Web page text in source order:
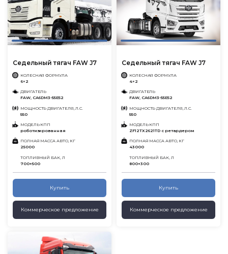
Седельный тягач FAW J7
КОЛЕСНАЯ ФОРМУЛА
6×2
ДВИГАТЕЛЬ
FAW, CA6DM3-55E52
МОЩНОСТЬ ДВИГАТЕЛЯ, Л.С.
550
МОДЕЛЬ КПП
роботизированная
ПОЛНАЯ МАССА АВТО, КГ
25000
ТОПЛИВНЫЙ БАК, Л
700+500
Купить
Коммерческое предложение
Седельный тягач FAW J7
КОЛЕСНАЯ ФОРМУЛА
4×2
ДВИГАТЕЛЬ
FAW, CA6DM3-55E52
МОЩНОСТЬ ДВИГАТЕЛЯ, Л.С.
550
МОДЕЛЬ КПП
ZF12TX2621TD с ретардером
ПОЛНАЯ МАССА АВТО, КГ
43000
ТОПЛИВНЫЙ БАК, Л
800+300
Купить
Коммерческое предложение